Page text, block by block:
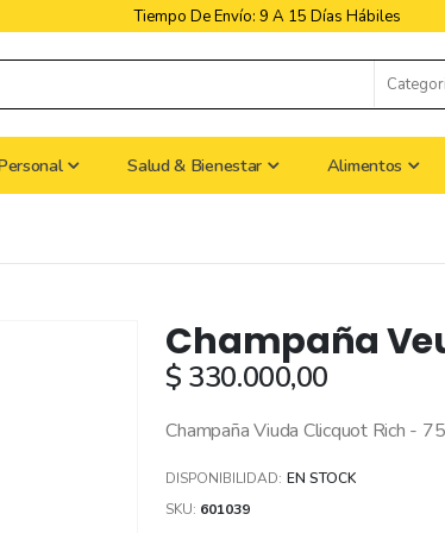
Días Hábiles Libres
Salud & Bienestar Alimentos
Champaña
$ 330.000,00
Champaña Viuda Clicquot Rich -
DISPONIBILIDAD: EN STOCK
SKU 601039